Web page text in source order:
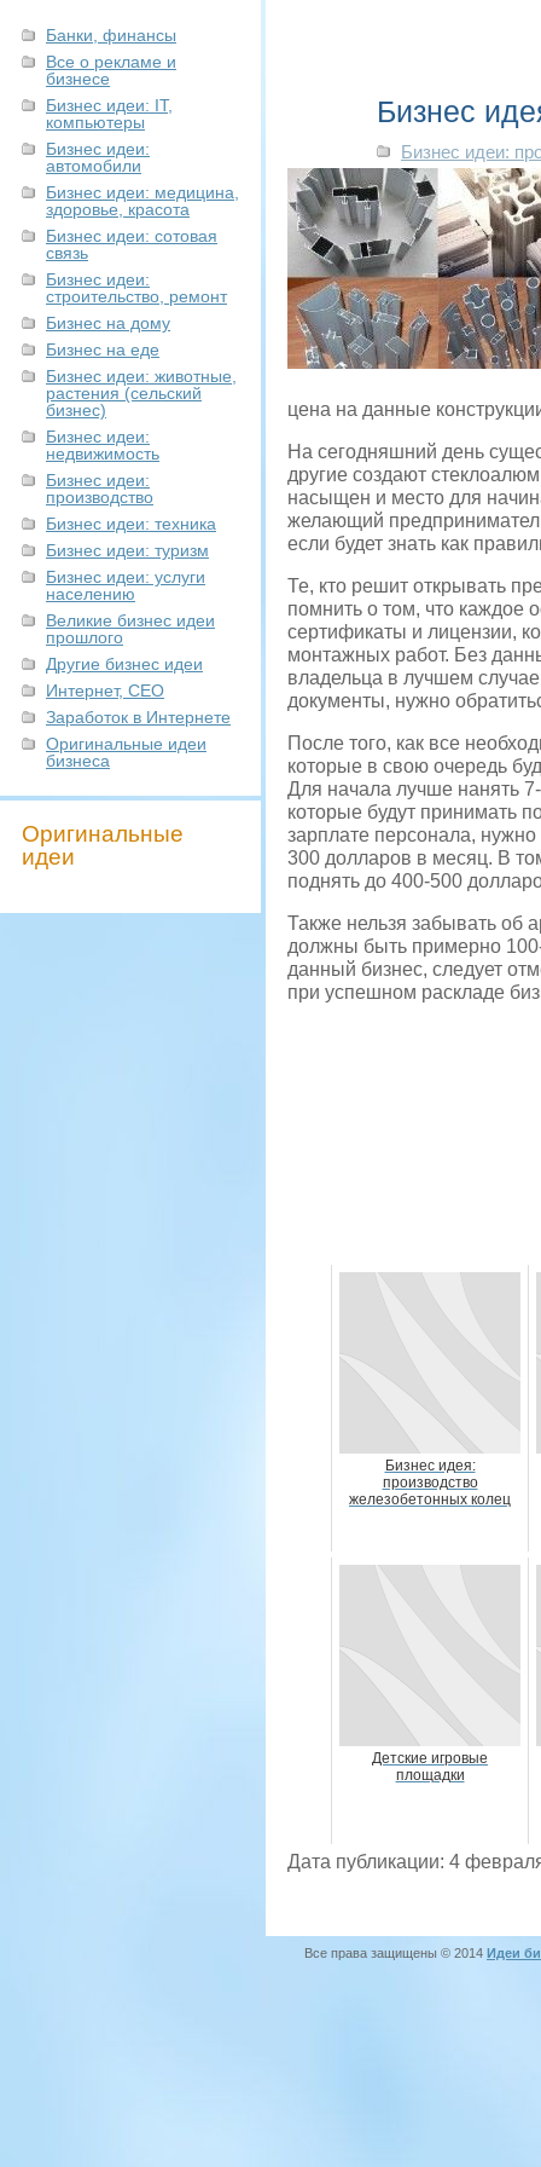
Банки, финансы
Все о рекламе и
бизнесе
Бизнес идеи: IT,
компьютеры
Бизнес идеи:
автомобили
Бизнес идеи: медицина,
здоровье, красота
Бизнес идеи: сотовая
связь
Бизнес идеи:
строительство, ремонт
Бизнес на дому
Бизнес на еде
Бизнес идеи: животные,
растения (сельский
бизнес)
Бизнес идеи:
недвижимость
Бизнес идеи:
производство
Бизнес идеи: техника
Бизнес идеи: туризм
Бизнес идеи: услуги
населению
Великие бизнес идеи
прошлого
Другие бизнес идеи
Интернет, СЕО
Заработок в Интернете
Оригинальные идеи
бизнеса
Оригинальные
идеи
Бизнес
Бизнес идеи:
цена на данные
На сегодняшний день
другие создают
насыщен и место для
желающий
если будет знать как
Те, кто решит открывать
помнить о том, что каждое
сертификаты и лицензии,
монтажных работ. Без
владельца в лучшем
документы, нужно
После того, как все
которые в свою очередь
Для начала лучше нанять
которые будут принимать
зарплате персонала,
300 долларов в месяц. В
поднять до 400-500
Также нельзя забывать об
должны быть примерно
данный бизнес, следует
при успешном раскладе
Бизнес идея:
производство
железобетонных колец
Детские игровые
площадки
Дата публикации: 4
Все права защищены © 2014 Идеи